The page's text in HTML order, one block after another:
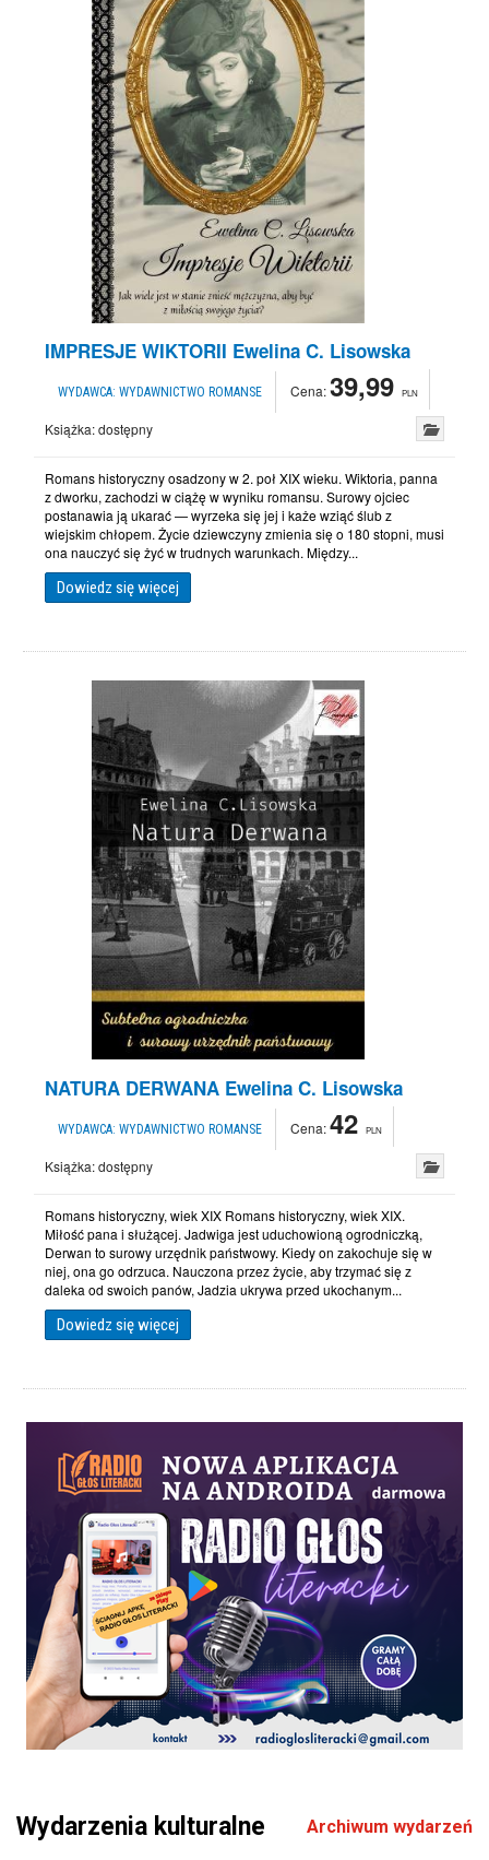
IMPRESJE WIKTORII Ewelina C. Lisowska
WYDAWCA: WYDAWNICTWO ROMANSE Cena:39,99 PLN
Książka:dostępny
Romans historyczny osadzony w 2. poł XIX wieku. Wiktoria, panna
z dworku, zachodzi w ciążę w wyniku romansu. Surowy ojciec
postanawia ją ukarać — wyrzeka się jej i każe wziąć ślub z
wiejskim chłopem. Życie dziewczyny zmienia się o 180 stopni, musi
ona nauczyć się żyć w trudnych warunkach. Między...
Dowiedz się więcej
NATURA DERWANA Ewelina C. Lisowska
WYDAWCA: WYDAWNICTWO ROMANSE Cena:42 PLN
Książka:dostępny
Romans historyczny, wiek XIX Romans historyczny, wiek XIX.
Miłość pana i służącej. Jadwiga jest uduchowioną ogrodniczką,
Derwan to surowy urzędnik państwowy. Kiedy on zakochuje się w
niej, ona go odrzuca. Nauczona przez życie, aby trzymać się z
daleka od swoich panów, Jadzia ukrywa przed ukochanym...
Dowiedz się więcej
Wydarzenia kulturalne Archiwum wydarzeń